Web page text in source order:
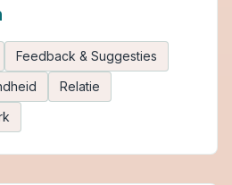
Feedback & Suggesties
Relatie